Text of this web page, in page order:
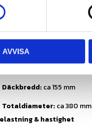
AVVISA
✓ Däcktyp: Gräsklippardäck /
Rating: 6PR
✓ Fälgdiameter: 6 tum
Däckbredd:ca 155 mm
Totaldiameter:ca 380 mm
& hastighet